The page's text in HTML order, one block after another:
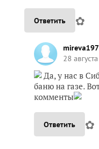
Ответить ✿
28
Да, у нас в
баню на газе.
комменты
Ответить ✿